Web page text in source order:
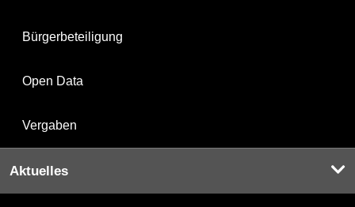
Bürgerbeteiligung
Open Data
Vergaben
Aktuelles